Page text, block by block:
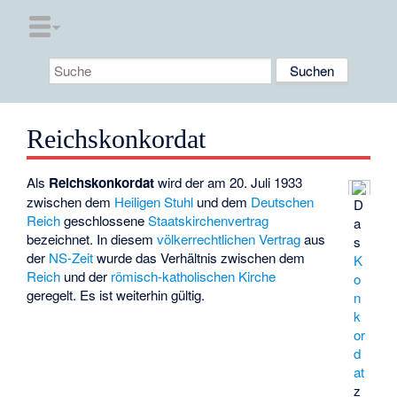
Reichskonkordat
D
a
s
K
o
n
k
or
d
at
z
Als Reichskonkordatwird der am 20. Juli 1933
zwischen dem Heiligen Stuhl und dem Deutschen
ReichgeschlosseneStaatskirchenvertrag
bezeichnet. In diesemvölkerrechtlichen Vertragaus
der NS-Zeitwurde das Verhältnis zwischen dem
Reich und der römisch-katholischen Kirche
geregelt. Es ist weiterhin gültig.